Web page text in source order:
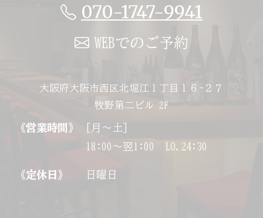
070-1747-9941
WEBでのご予約
大阪府大阪市西区北堀江１丁目１６−２７
牧野第二ビル 2F
《営業時間》
[月～土]
18:00～翌1:00 LO.24:30
《定休日》 日曜日